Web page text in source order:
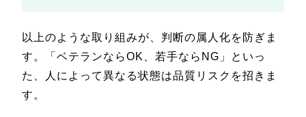
以上のような取り組みが、判断の属人化を防ぎま
す。「ベテランならOK、若手ならNG」といっ
た、人によって異なる状態は品質リスクを招きま
す。